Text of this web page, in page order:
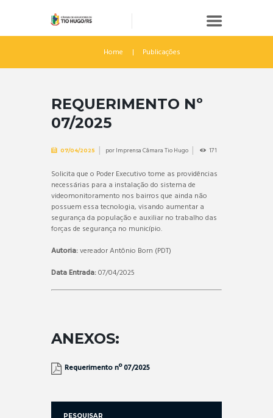
Home Publicações
REQUERIMENTO Nº
07/2025
07/04/2025 porImprensa Câmara Tio Hugo 171
Solicita que o Poder Executivo tome as providências
necessárias para a instalação do sistema de
videomonitoramento nos bairros que ainda não
possuem essa tecnologia, visando aumentar a
segurança da população e auxiliar no trabalho das
forças de segurança no município.
Autoria:vereador Antônio Born (PDT)
Data Entrada:07/04/2025
ANEXOS:
Requerimento nº 07/2025
PESQUISAR